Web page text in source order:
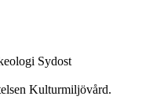
Sydost
Kulturmiljövård.